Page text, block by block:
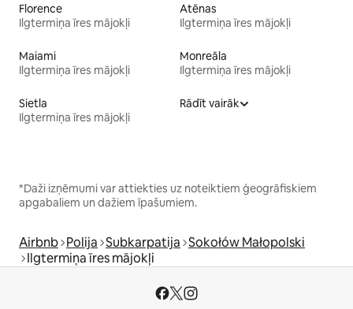
Florence
Ilgtermiņa īres mājokļi
Atēnas
Ilgtermiņa īres mājokļi
Maiami
Ilgtermiņa īres mājokļi
Monreāla
Ilgtermiņa īres mājokļi
Sietla
Ilgtermiņa īres mājokļi
Rādīt vairāk
*Daži izņēmumi var attiekties uz noteiktiem ģeogrāfiskiem
apgabaliem un dažiem īpašumiem.
Airbnb Polija Subkarpatija Sokołów Małopolski
Ilgtermiņa īres mājokļi